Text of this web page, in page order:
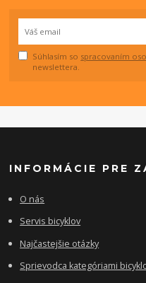
Súhlasím so spracovaním
newslettera.
INFORMÁCIE PRE
O nás
Servis bicyklov
Najčastejšie otázky
Sprievodca kategóriami